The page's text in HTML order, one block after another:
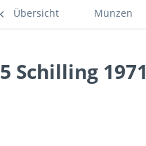
Übersicht Münzen
5 Schilling 1971